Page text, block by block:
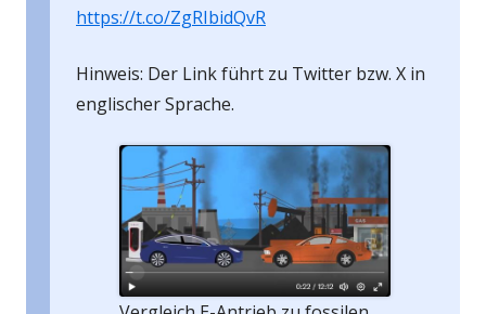
https://t.co/ZgRIbidQvR
Hinweis: Der Link führt zu Twitter bzw. X in
englischer Sprache.